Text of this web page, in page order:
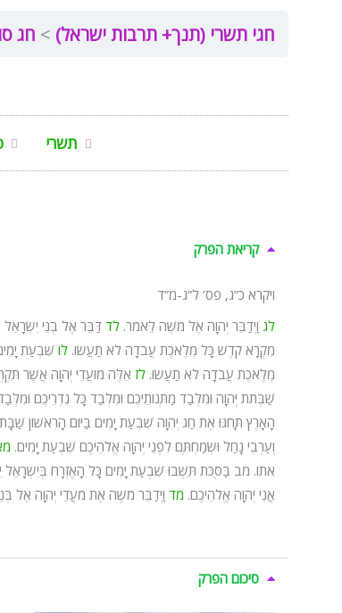
חגי תשרי (תנך+ תרבות ישראל) חג
תשרי
קריאת הפרק
ויקרא כ”ג, פס’ ל”ג-מ”ד
לג וַיְדַבֵּר יְהוָה אֶל מֹשֶׁה לֵּאמֹר. לד דַּבֵּר אֶל בְּנֵי
מִקְרָא קֹדֶשׁ כָּל מְלֶאכֶת עֲבֹדָה לֹא תַעֲשׂוּ. לו שִׁבְעַת
מְלֶאכֶת עֲבֹדָה לֹא תַעֲשׂוּ. לז אֵלֶּה מוֹעֲדֵי יְהוָה אֲשֶׁר
שַׁבְּתֹת יְּהוָה וּמִלְּבַד מַתְּנוֹתֵיכֶם וּמִלְּבַד כָּל נִדְרֵיכֶם
הָאָרֶץ תָּחֹגּוּ אֶת חַג יְהוָה שִׁבְעַת יָמִים בַּיּוֹם הָרִאשׁוֹן
וְעַרְבֵי נָחַל וּשְׂמַחְתֶּם לִפְנֵי יְהוָה אֱלֹהֵיכֶם שִׁבְעַת יָמִים.
אֹתוֹ. מב בַּסֻּכֹּת תֵּשְׁבוּ שִׁבְעַת יָמִים כָּל הָאֶזְרָח בְּיִשְׂרָאֵל
אֲנִי יְהוָה אֱלֹהֵיכֶם. מד וַיְדַבֵּר מֹשֶׁה אֶת מֹעֲדֵי יְהוָה אֶל
סיכום הפרק